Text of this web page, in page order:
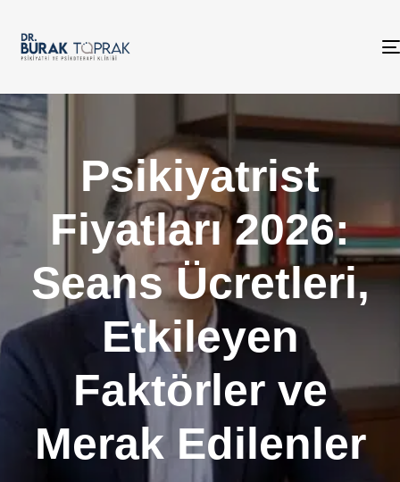
Psikiyatrist
Fiyatları 2026:
Seans Ücretleri,
Etkileyen
Faktörler ve
Merak Edilenler